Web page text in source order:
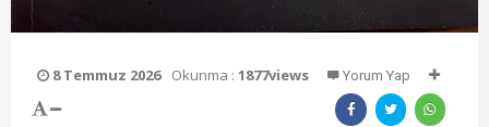
8 Temmuz 2026 Okunma :1877views Yorum Yap